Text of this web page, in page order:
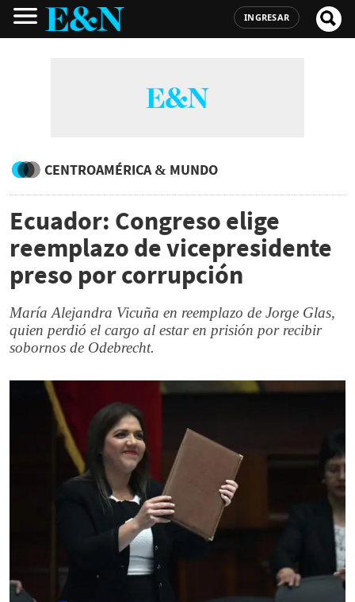
INGRESAR
CENTROAMÉRICA & MUNDO
Ecuador: Congreso elige
reemplazo de vicepresidente
preso por corrupción
María Alejandra Vicuña en reemplazo de Jorge Glas,
quien perdió el cargo al estar en prisión por recibir
sobornos de Odebrecht.